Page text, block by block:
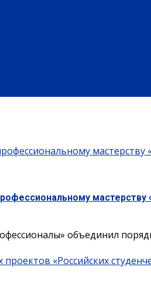
мастерству
объединил
«Российских